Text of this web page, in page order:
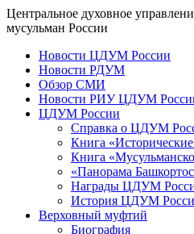
Центральное духовное
мусульман России
Новости ЦДУМ России
Новости РДУМ
Обзор СМИ
Новости РИУ ЦДУМ
ЦДУМ России
Справка о ЦДУМ
Книга
Книга
«Панорама
Награды ЦДУМ
История ЦДУМ
Верховный муфтий
Биография